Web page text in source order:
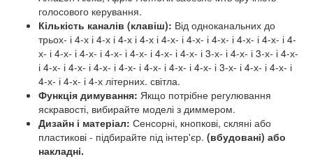
голосового керування.
Кількість каналів (клавіш): Від одноканальних до
трьох- і 4-х і 4-х і 4-х і 4-х і 4-х- і 4-х- і 4-х- і 4-х- і 4-х- і 4-
х- і 4-х- і 4-х- і 4-х- і 4-х- і 4-х- і 4-х- і 3-х- і 4-х- і 3-х- і 4-х-
і 4-х- і 4-х- і 4-х- і 4-х- і 4-х- і 4-х- і 4-х- і 3-х- і 4-х- і 4-х- і
4-х- і 4-х- і 4-х літерних. світла.
Функція димування: Якщо потрібне регулювання
яскравості, вибирайте моделі з диммером.
Дизайн і матеріал: Сенсорні, кнопкові, скляні або
пластикові - підбирайте під інтер'єр. (вбудовані) або
накладні.